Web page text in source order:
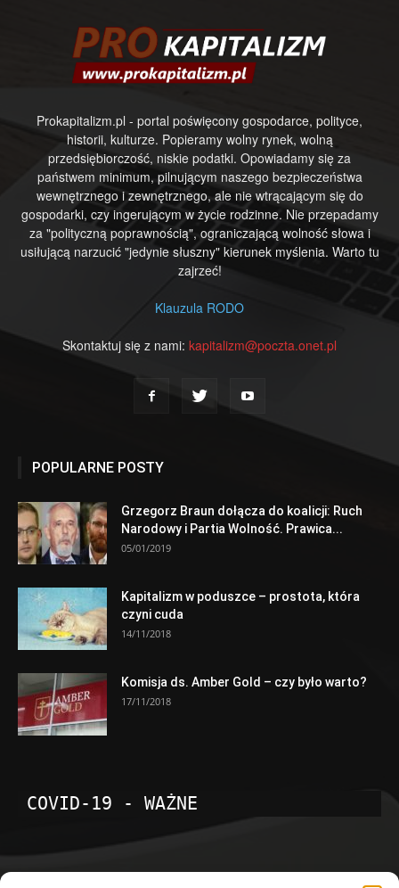
Prokapitalizm.pl - portal poświęcony gospodarce, polityce,
historii, kulturze. Popieramy wolny rynek, wolną
przedsiębiorczość, niskie podatki. Opowiadamy się za
państwem minimum, pilnującym naszego bezpieczeństwa
wewnętrznego i zewnętrznego, ale nie wtrącającym się do
gospodarki, czy ingerującym w życie rodzinne. Nie przepadamy
za "polityczną poprawnością", ograniczającą wolność słowa i
usiłującą narzucić "jedynie słuszny" kierunek myślenia. Warto tu
zajrzeć!
Klauzula RODO
Skontaktuj się z nami: kapitalizm@poczta.onet.pl
POPULARNE POSTY
Grzegorz Braun dołącza do koalicji: Ruch
Narodowy i Partia Wolność. Prawica...
05/01/2019
Kapitalizm w poduszce – prostota, która
czyni cuda
14/11/2018
Komisja ds. Amber Gold – czy było warto?
17/11/2018
COVID-19 - WAŻNE